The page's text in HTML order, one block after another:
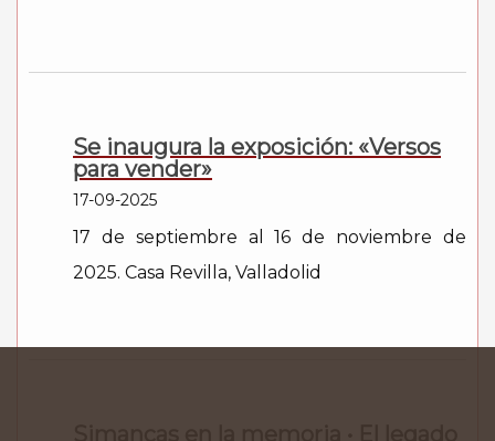
Se inaugura la exposición: «Versos
para vender»
17-09-2025
17 de septiembre al 16 de noviembre de
2025. Casa Revilla, Valladolid